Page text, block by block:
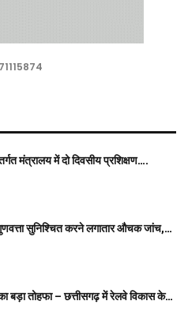
मंत्रालय में दो दिवसीय प्रशिक्षण….
गुणवत्ता सुनिश्चित करने लगातार औचक जांच,…
बड़ा तोहफा – छत्तीसगढ़ में रेलवे विकास के…